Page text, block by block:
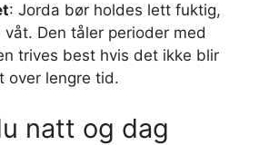
: Jorda bør holdes lett fuktig,
våt. Den tåler perioder med
trives best hvis det ikke blir
over lengre tid.
natt og dag